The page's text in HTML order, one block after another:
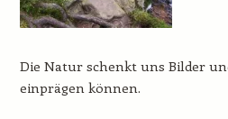
Die Natur schenkt uns Bilder
einprägen können.